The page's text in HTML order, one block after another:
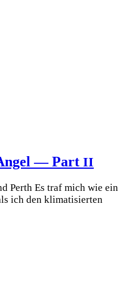
— Part II
Perth Es traf mich wie ein
ich den kli­ma­ti­sier­ten